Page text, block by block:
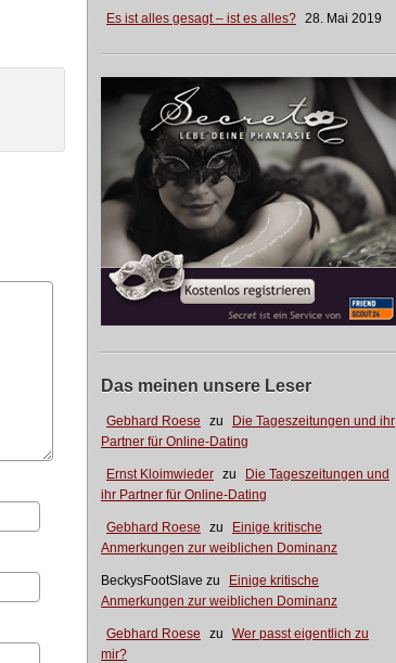
Es ist alles gesagt – ist es alles? 28. Mai 2019
Das meinen unsere Leser
Gebhard Roese zu
Die Tageszeitungen und ihr
Partner für Online-Dating
Ernst Kloimwieder zu
Die Tageszeitungen und
ihr Partner für Online-Dating
Gebhard Roese zu
Einige kritische
Anmerkungen zur weiblichen Dominanz
BeckysFootSlave zu
Einige kritische
Anmerkungen zur weiblichen Dominanz
Gebhard Roese zu
Wer passt eigentlich zu
mir?